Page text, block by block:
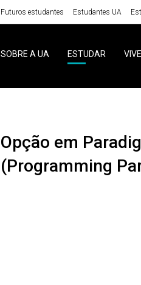
Futuros estudantes Estudantes UA
SOBRE A UA ESTUDAR
Opção em Paradigmas de Computação
(Programming